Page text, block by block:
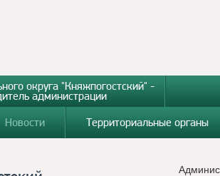
округа "Княжпогостский" -
администрации
Новости Территориальные органы